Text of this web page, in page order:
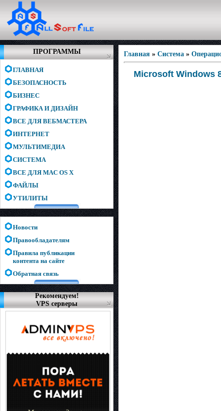
ПРОГРАММЫ
ГЛАВНАЯ
БЕЗОПАСНОСТЬ
БИЗНЕС
ГРАФИКА И ДИЗАЙН
ВСЕ ДЛЯ ВЕБМАСТЕРА
ИНТЕРНЕТ
МУЛЬТИМЕДИА
СИСТЕМА
ВСЕ ДЛЯ MAC OS X
ФАЙЛЫ
УТИЛИТЫ
Новости
Правообладателям
Правила публикации
контента на сайте
Обратная связь
Рекомендуем!
VPS серверы
Главная » Система »
Microsoft Windows